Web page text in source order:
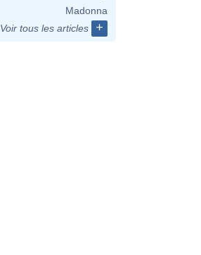
Madonna
Voir tous les articles
+